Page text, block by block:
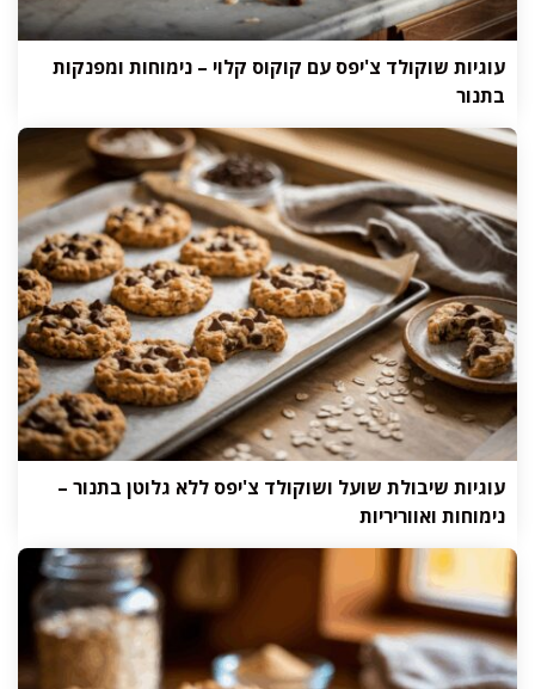
עוגיות שוקולד צ'יפס עם קוקוס קלוי – נימוחות ומפנקות
בתנור
עוגיות שיבולת שועל ושוקולד צ'יפס ללא גלוטן בתנור –
נימוחות ואווריריות